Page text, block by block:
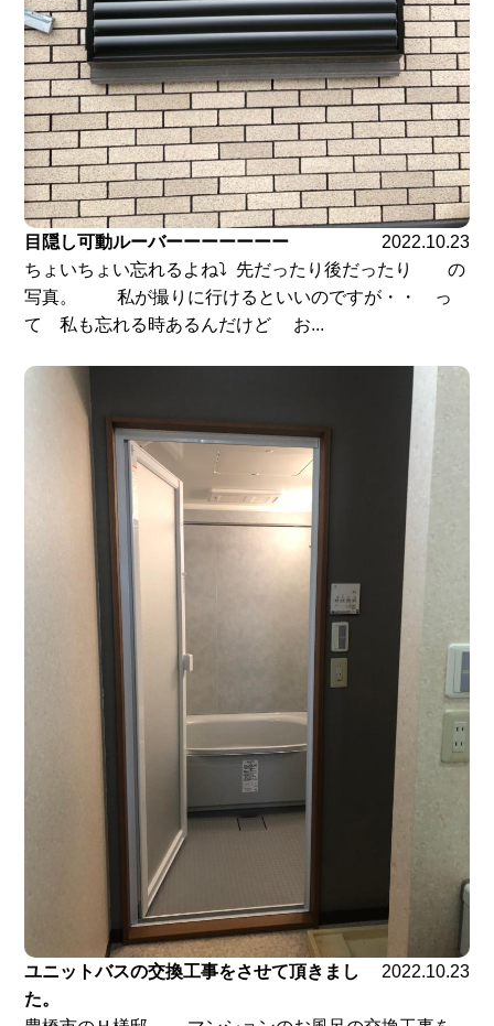
目隠し可動ルーバーーーーーーー
2022.10.23
ちょいちょい忘れるよね⤵︎ 先だったり後だったり の
写真。 私が撮りに行けるといいのですが・・ っ
て 私も忘れる時あるんだけど お...
ユニットバスの交換工事をさせて頂きまし
た。
2022.10.23